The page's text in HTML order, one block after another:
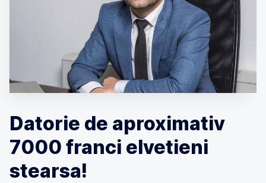
Datorie de aproximativ
7000 franci elvetieni
stearsa!